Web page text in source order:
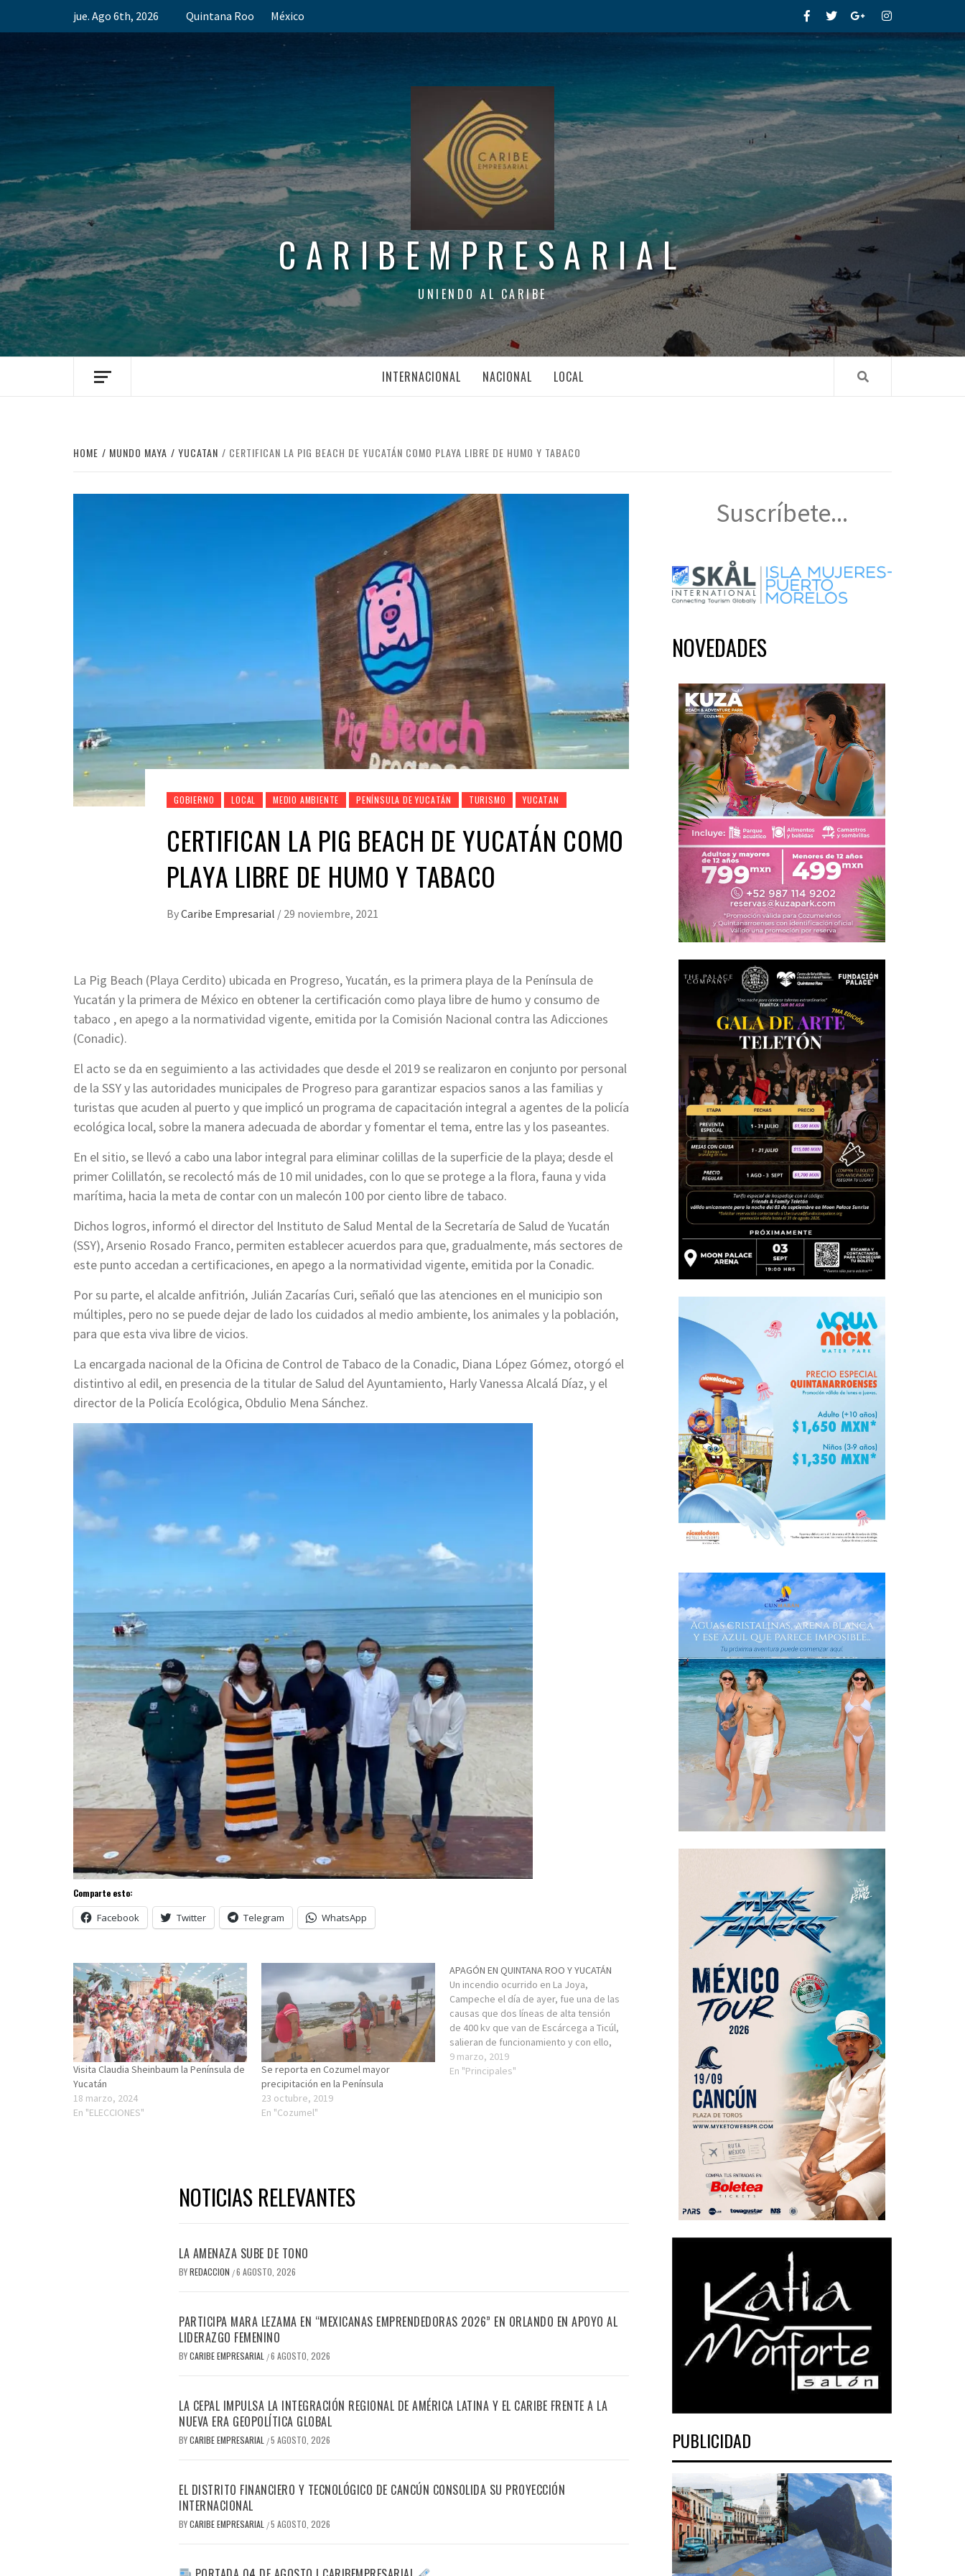
jue. Ago 6th, 2026 Quintana Roo México FacebookTwitterGoogle+Instagram
CARIBEMPRESARIAL
UNIENDO AL CARIBE
INTERNACIONAL NACIONAL LOCAL
HOME MUNDO MAYA YUCATAN CERTIFICAN LA PIG BEACH DE YUCATÁN COMO PLAYA LIBRE DE HUMO Y TABACO
GOBIERNO LOCAL MEDIO AMBIENTE PENÍNSULA DE YUCATÁN TURISMO YUCATAN
CERTIFICAN LA PIG BEACH DE YUCATÁN COMO
PLAYA LIBRE DE HUMO Y TABACO
ByCaribe Empresarial / 29 noviembre, 2021
La Pig Beach (Playa Cerdito) ubicada en Progreso, Yucatán, es la primera playa de la Península de
Yucatán y la primera de México en obtener la certificación como playa libre de humo y consumo de
tabaco , en apego a la normatividad vigente, emitida por la Comisión Nacional contra las Adicciones
(Conadic).
El acto se da en seguimiento a las actividades que desde el 2019 se realizaron en conjunto por personal
de la SSY y las autoridades municipales de Progreso para garantizar espacios sanos a las familias y
turistas que acuden al puerto y que implicó un programa de capacitación integral a agentes de la policía
ecológica local, sobre la manera adecuada de abordar y fomentar el tema, entre las y los paseantes.
En el sitio, se llevó a cabo una labor integral para eliminar colillas de la superficie de la playa; desde el
primer Colillatón, se recolectó más de 10 mil unidades, con lo que se protege a la flora, fauna y vida
marítima, hacia la meta de contar con un malecón 100 por ciento libre de tabaco.
Dichos logros, informó el director del Instituto de Salud Mental de la Secretaría de Salud de Yucatán
(SSY), Arsenio Rosado Franco, permiten establecer acuerdos para que, gradualmente, más sectores de
este punto accedan a certificaciones, en apego a la normatividad vigente, emitida por la Conadic.
Por su parte, el alcalde anfitrión, Julián Zacarías Curi, señaló que las atenciones en el municipio son
múltiples, pero no se puede dejar de lado los cuidados al medio ambiente, los animales y la población,
para que esta viva libre de vicios.
La encargada nacional de la Oficina de Control de Tabaco de la Conadic, Diana López Gómez, otorgó el
distintivo al edil, en presencia de la titular de Salud del Ayuntamiento, Harly Vanessa Alcalá Díaz, y el
director de la Policía Ecológica, Obdulio Mena Sánchez.
Comparte esto:
Facebook Twitter Telegram WhatsApp
Visita Claudia Sheinbaum la Península de
Yucatán
18 marzo, 2024
En "ELECCIONES"
Se reporta en Cozumel mayor
precipitación en la Península
23 octubre, 2019
En "Cozumel"
APAGÓN EN QUINTANA ROO Y YUCATÁN
Un incendio ocurrido en La Joya,
Campeche el día de ayer, fue una de las
causas que dos líneas de alta tensión
de 400 kv que van de Escárcega a Ticúl,
salieran de funcionamiento y con ello,
se registró falta de energía eléctrica en
los municipios de Cancún, Playa del…
9 marzo, 2019
En "Principales"
NOTICIAS RELEVANTES
LA AMENAZA SUBE DE TONO
BYREDACCION /6 AGOSTO, 2026
PARTICIPA MARA LEZAMA EN “MEXICANAS EMPRENDEDORAS 2026” EN ORLANDO EN APOYO AL
LIDERAZGO FEMENINO
BYCARIBE EMPRESARIAL /6 AGOSTO, 2026
LA CEPAL IMPULSA LA INTEGRACIÓN REGIONAL DE AMÉRICA LATINA Y EL CARIBE FRENTE A LA
NUEVA ERA GEOPOLÍTICA GLOBAL
BYCARIBE EMPRESARIAL /5 AGOSTO, 2026
EL DISTRITO FINANCIERO Y TECNOLÓGICO DE CANCÚN CONSOLIDA SU PROYECCIÓN
INTERNACIONAL
BYCARIBE EMPRESARIAL /5 AGOSTO, 2026
Suscríbete...
NOVEDADES
PUBLICIDAD